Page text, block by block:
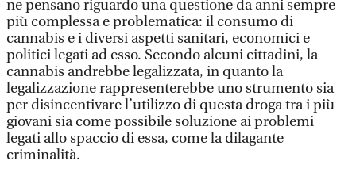
ne pensano riguardo una questione da anni sempre
più complessa e problematica: il consumo di
cannabis e i diversi aspetti sanitari, economici e
politici legati ad esso. Secondo alcuni cittadini, la
cannabis andrebbe legalizzata, in quanto la
legalizzazione rappresenterebbe uno strumento sia
per disincentivare l’utilizzo di questa droga tra i più
giovani sia come possibile soluzione ai problemi
legati allo spaccio di essa, come la dilagante
criminalità.